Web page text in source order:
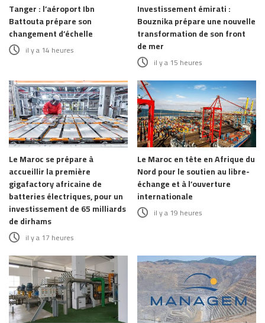
Tanger : l’aéroport Ibn
Battouta prépare son
changement d’échelle
il y a 14 heures
Investissement émirati :
Bouznika prépare une nouvelle
transformation de son front
de mer
il y a 15 heures
Le Maroc se prépare à
accueillir la première
gigafactory africaine de
batteries électriques, pour un
investissement de 65 milliards
de dirhams
il y a 17 heures
Le Maroc en tête en Afrique du
Nord pour le soutien au libre-
échange et à l’ouverture
internationale
il y a 19 heures